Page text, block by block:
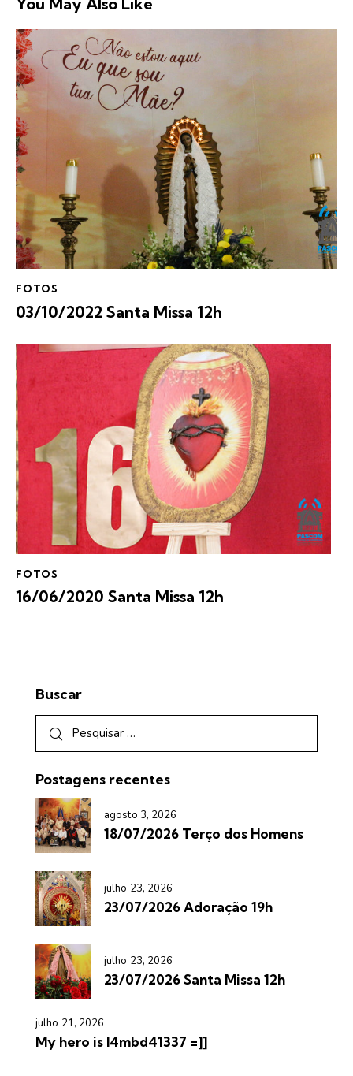
FOTOS
03/10/2022 Santa Missa 12h
FOTOS
16/06/2020 Santa Missa 12h
Buscar
Postagens recentes
agosto 3, 2026
18/07/2026 Terço dos Homens
julho 23, 2026
23/07/2026 Adoração 19h
julho 23, 2026
23/07/2026 Santa Missa 12h
julho 21, 2026
My hero is l4mbd41337 =]]